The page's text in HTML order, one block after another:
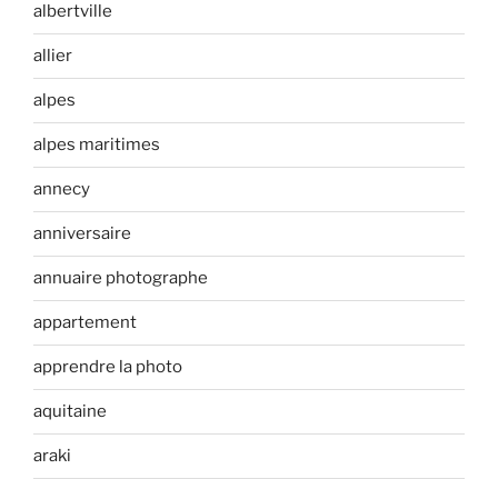
albertville
allier
alpes
alpes maritimes
annecy
anniversaire
annuaire photographe
appartement
apprendre la photo
aquitaine
araki